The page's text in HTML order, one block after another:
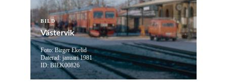
BILD
Västervik
Foto: Birger Ekelid
Daterad: januari 1981
ID: BIEK00826